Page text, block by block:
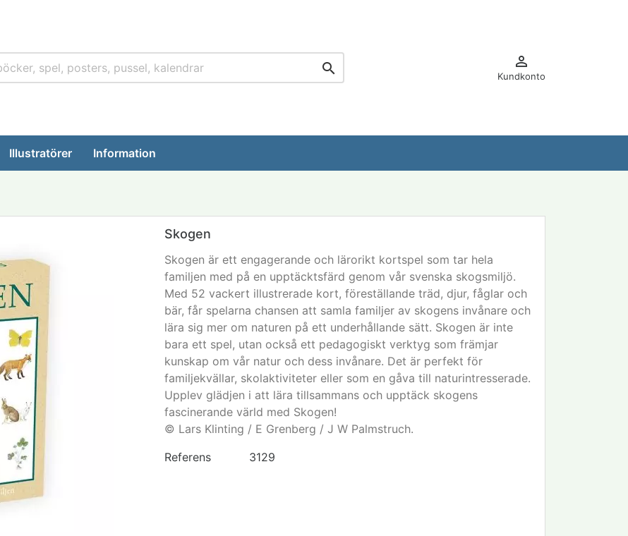
 
Kundkonto
Illustratörer Information
Skogen
Skogen är ett engagerande och lärorikt kortspel som tar hela
familjen med på en upptäcktsfärd genom vår svenska skogsmiljö.
Med 52 vackert illustrerade kort, föreställande träd, djur, fåglar och
bär, får spelarna chansen att samla familjer av skogens invånare och
lära sig mer om naturen på ett underhållande sätt. Skogen är inte
bara ett spel, utan också ett pedagogiskt verktyg som främjar
kunskap om vår natur och dess invånare. Det är perfekt för
familjekvällar, skolaktiviteter eller som en gåva till naturintresserade.
Upplev glädjen i att lära tillsammans och upptäck skogens
fascinerande värld med Skogen!
© Lars Klinting / E Grenberg / J W Palmstruch.
Referens
3129